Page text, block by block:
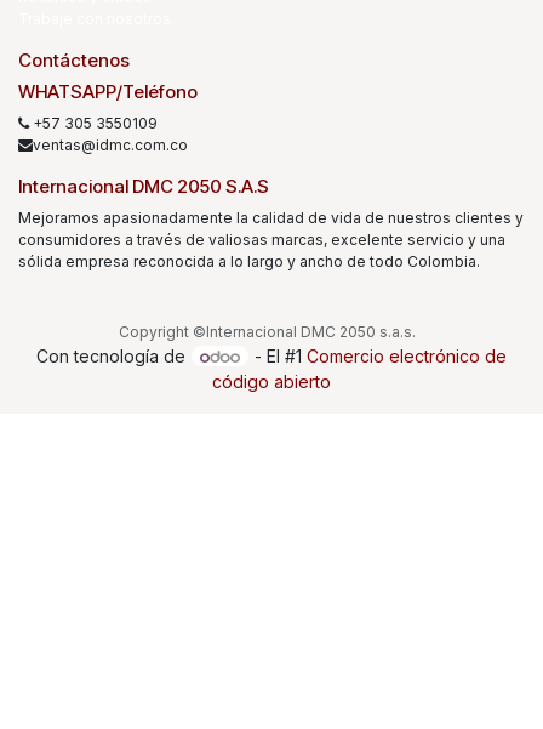
Contáctenos
WHATSAPP/Teléfono
+57 305 3550109
ventas@idmc.com.co
Internacional DMC 2050 S.A.S
Mejoramos apasionadamente la calidad de vida de nuestros clientes y
consumidores a través de valiosas marcas, excelente servicio y una
sólida empresa reconocida a lo largo y ancho de todo Colombia.
Copyright ©Internacional DMC 2050 s.a.s.
Con tecnología de - El #1 Comercio electrónico de
código abierto